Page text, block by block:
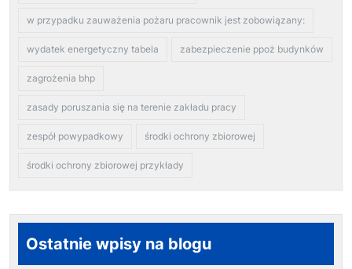
w przypadku zauważenia pożaru pracownik jest zobowiązany:
wydatek energetyczny tabela zabezpieczenie ppoż budynków
zagrożenia bhp
zasady poruszania się na terenie zakładu pracy
zespół powypadkowy środki ochrony zbiorowej
środki ochrony zbiorowej przykłady
Ostatnie wpisy na blogu